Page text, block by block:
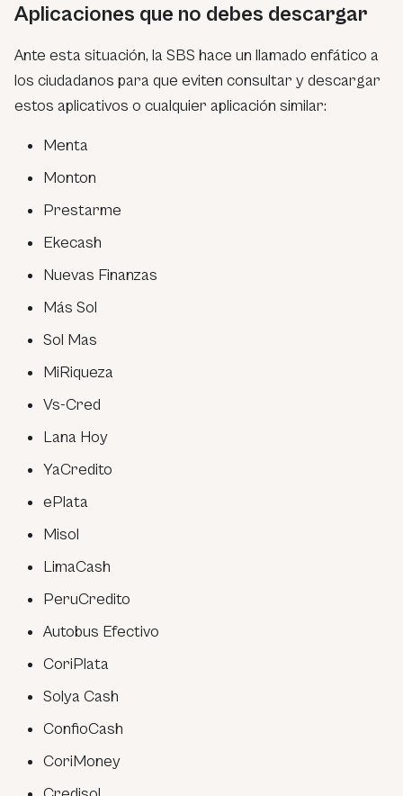
Aplicaciones que no debes descargar
Ante esta situación, la SBS hace un llamado enfático a
los ciudadanos para que eviten consultar y descargar
estos aplicativos o cualquier aplicación similar:
Menta
Monton
Prestarme
Ekecash
Nuevas Finanzas
Más Sol
Sol Mas
MiRiqueza
Vs-Cred
Lana Hoy
YaCredito
ePlata
Misol
LimaCash
PeruCredito
Autobus Efectivo
CoriPlata
Solya Cash
ConfioCash
CoriMoney